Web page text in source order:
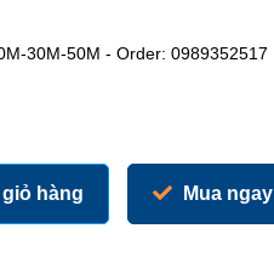
30M-50M - Order: 0989352517
hàng Mua ngay